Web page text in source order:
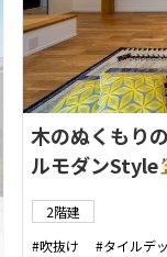
木のぬくもり
ルモダンStyle
2階建
吹抜け
タイルデ